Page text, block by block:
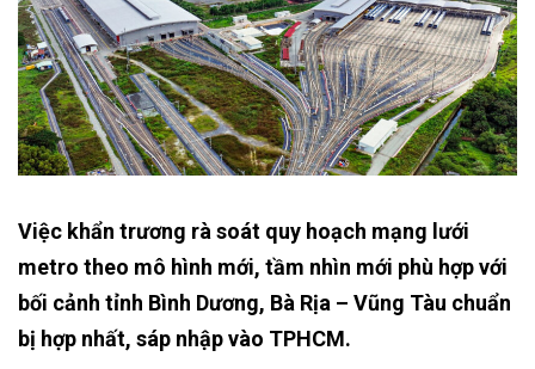
Việc khẩn trương rà soát quy hoạch mạng lưới
metro theo mô hình mới, tầm nhìn mới phù hợp với
bối cảnh tỉnh Bình Dương, Bà Rịa – Vũng Tàu chuẩn
bị hợp nhất, sáp nhập vào TPHCM.